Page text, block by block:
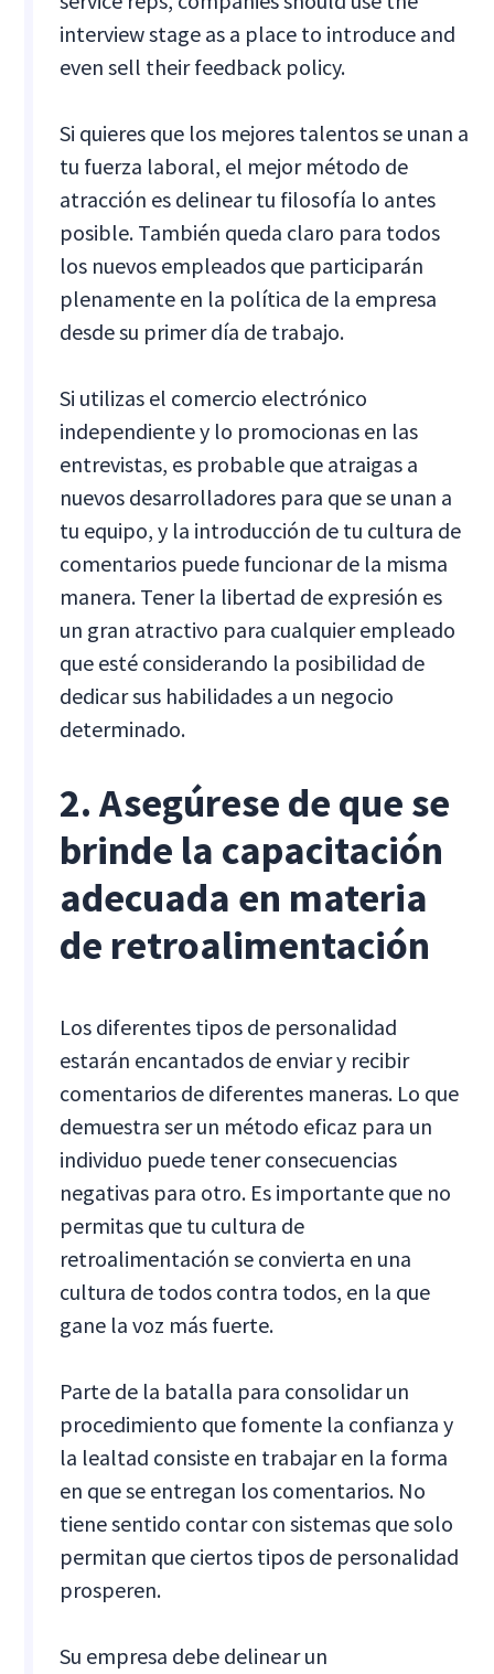
interview stage as a place to introduce and
even sell their feedback policy.
Si quieres que los mejores talentos se unan a
tu fuerza laboral, el mejor método de
atracción es delinear tu filosofía lo antes
posible. También queda claro para todos
los nuevos empleados que participarán
plenamente en la política de la empresa
desde su primer día de trabajo.
Si utilizas el comercio electrónico
independiente y lo promocionas en las
entrevistas, es probable que atraigas a
nuevos desarrolladores para que se unan a
tu equipo, y la introducción de tu cultura de
comentarios puede funcionar de la misma
manera. Tener la libertad de expresión es
un gran atractivo para cualquier empleado
que esté considerando la posibilidad de
dedicar sus habilidades a un negocio
determinado.
2. Asegúrese de que se
brinde la capacitación
adecuada en materia
de retroalimentación
Los diferentes tipos de personalidad
estarán encantados de enviar y recibir
comentarios de diferentes maneras. Lo que
demuestra ser un método eficaz para un
individuo puede tener consecuencias
negativas para otro. Es importante que no
permitas que tu cultura de
retroalimentación se convierta en una
cultura de todos contra todos, en la que
gane la voz más fuerte.
Parte de la batalla para consolidar un
procedimiento que fomente la confianza y
la lealtad consiste en trabajar en la forma
en que se entregan los comentarios. No
tiene sentido contar con sistemas que solo
permitan que ciertos tipos de personalidad
prosperen.
Su empresa debe delinear un